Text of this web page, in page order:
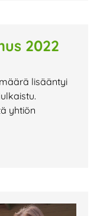
2022
lisääntyi
yhtiön